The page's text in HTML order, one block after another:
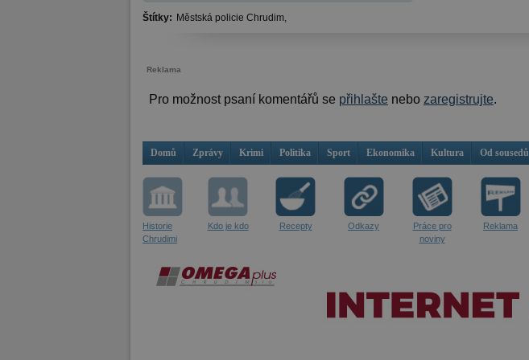
Štítky: Městská policie Chrudim,
Reklama
Pro možnost psaní komentářů se přihlašte nebo zaregistrujte.
Domů Zprávy Krimi Politika Sport Ekonomika Kultura Od sousedů
Historie
Chrudimi
Kdo je kdo Recepty Odkazy
Práce pro
noviny
Reklama